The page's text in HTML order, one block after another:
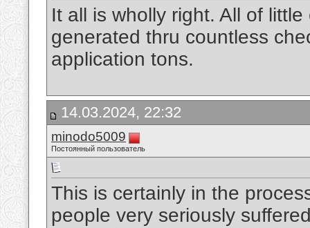
It all is wholly right. All of
generated thru countless
application tons.
14.03.2024, 22:32
minodo5009
Постоянный пользователь
This is certainly in the
people very seriously